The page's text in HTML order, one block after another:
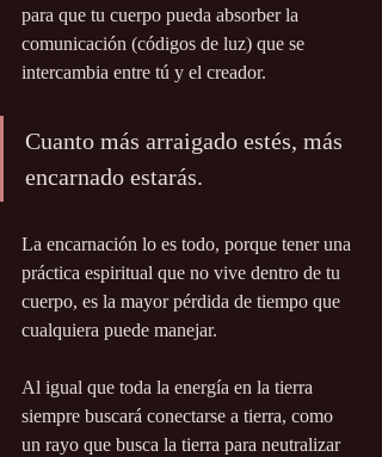
para que tu cuerpo pueda absorber la
comunicación (códigos de luz) que se
intercambia entre tú y el creador.
Cuanto más arraigado estés, más
encarnado estarás.
La encarnación lo es todo, porque tener una
práctica espiritual que no vive dentro de tu
cuerpo, es la mayor pérdida de tiempo que
cualquiera puede manejar.
Al igual que toda la energía en la tierra
siempre buscará conectarse a tierra, como
un rayo que busca la tierra para neutralizar